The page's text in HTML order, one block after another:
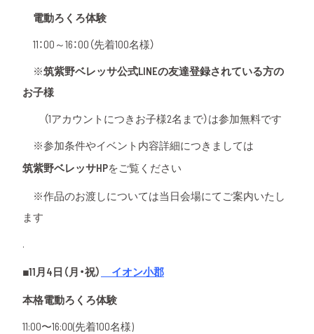
電動ろくろ体験
11：00～16：00（先着100名様）
※筑紫野ベレッサ公式LINEの友達登録されている方の
お子様
（1アカウントにつきお子様2名まで）は参加無料です
※参加条件やイベント内容詳細につきましては
筑紫野ベレッサHPをご覧ください
※作品のお渡しについては当日会場にてご案内いたし
ます
.
■11月4日（月・祝） イオン小郡
本格電動ろくろ体験
11:00〜16:00(先着100名様)